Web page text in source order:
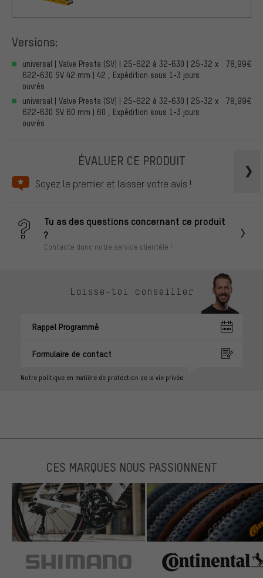
Versions:
universal | Valve Presta (SV) | 25-622 à 32-630 | 25-32 x
622-630 SV 42 mm | 42 , Expédition sous 1-3 jours
ouvrés
78,99€
universal | Valve Presta (SV) | 25-622 à 32-630 | 25-32 x
622-630 SV 60 mm | 60 , Expédition sous 1-3 jours
ouvrés
78,99€
ÉVALUER CE PRODUIT
Soyez le premier et laisser votre avis !
Tu as des questions concernant ce produit
?
Contacte donc notre service clientèle !
Laisse-toi conseiller
Rappel Programmé
Formulaire de contact
Notre politique en matière de protection de la vie privée
CES MARQUES NOUS PASSIONNENT